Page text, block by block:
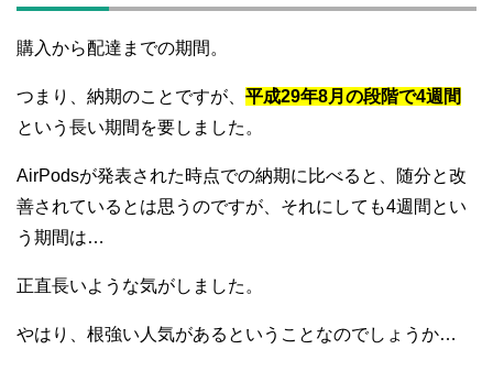
購入から配達までの期間。
つまり、納期のことですが、 平成29年8月の段階で4週間
という長い期間を要しました。
AirPodsが発表された時点での納期に比べると、随分と改
善されているとは思うのですが、それにしても4週間とい
う期間は…
正直長いような気がしました。
やはり、根強い人気があるということなのでしょうか…